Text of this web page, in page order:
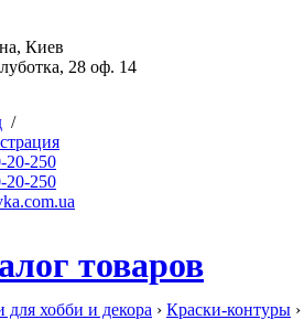
Киев
28 оф. 14
/
20-250
20-250
товаров
для хобби и декора › Краски-контуры ›